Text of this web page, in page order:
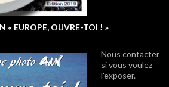
« EUROPE, OUVRE-TOI ! »
Nous contacter
si vous voulez
l'exposer.